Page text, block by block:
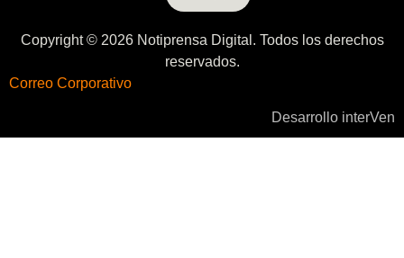
Copyright © 2026 Notiprensa Digital. Todos los derechos
reservados.
Correo Corporativo
Desarrollo interVen